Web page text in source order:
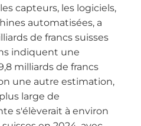
capteurs, les logiciels,
automatisées, a
de francs suisses
indiquent une
milliards de francs
une autre estimation,
large de
s'élèverait à environ